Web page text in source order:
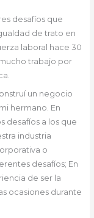
desafíos que
de trato en
laboral hace 30
trabajo por
un negocio
hermano. En
desafíos a los que
industria
o
desafíos; En
de ser la
ocasiones durante